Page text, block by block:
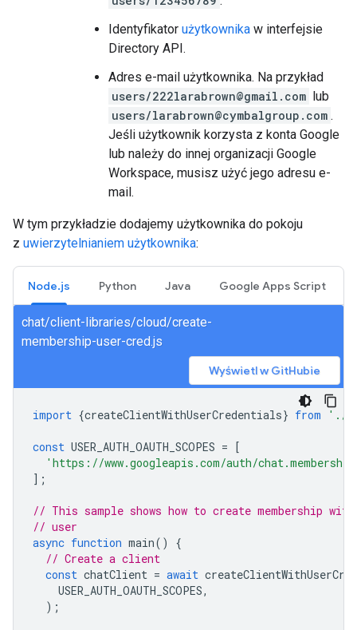
Identyfikator użytkownika w interfejsie
Directory API.
Adres e-mail użytkownika. Na przykład
users/222larabrown@gmail.com lub
users/larabrown@cymbalgroup.com .
Jeśli użytkownik korzysta z konta Google
lub należy do innej organizacji Google
Workspace, musisz użyć jego adresu e-
mail.
W tym przykładzie dodajemy użytkownika do pokoju
z uwierzytelnianiem użytkownika:
Node.js Python Java Google Apps Script
chat/client-libraries/cloud/create-
membership-user-cred.js
Wyświetl w GitHubie
import {createClientWithUserCredentials} from './
const USER_AUTH_OAUTH_SCOPES = [
'https://www.googleapis.com/auth/
];
// This sample shows how to create membership
// user
async function main()
{
// Create a client
const chatClient = await
USER_AUTH_OAUTH_SCOPES,
);